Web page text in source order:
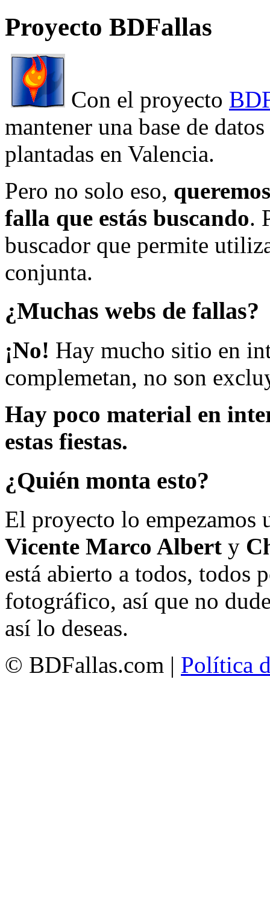
Proyecto BDFallas
Con el proyecto
mantener una base de
plantadas en Valencia.
Pero no solo eso,
falla que estás buscando.
buscador que permite
conjunta.
¿Muchas webs de fallas?
¡No! Hay mucho sitio en
complemetan, no son
Hay poco material en
estas fiestas.
¿Quién monta esto?
El proyecto lo empezamos
Vicente Marco Albert y
está abierto a todos, todos
fotográfico, así que no
así lo deseas.
© BDFallas.com | Política